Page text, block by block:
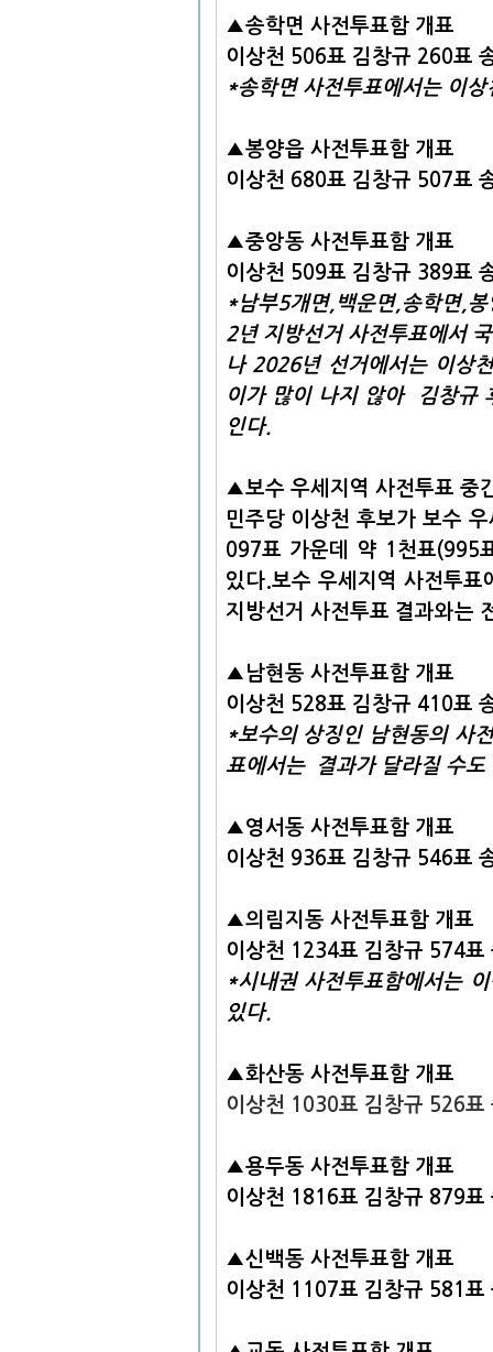
▲송학면 사전투표함 개표
이상천 506표 김창규 260표
*송학면 사전투표에서는 이
▲봉양읍 사전투표함 개표
이상천 680표 김창규 507표
▲중앙동 사전투표함 개표
이상천 509표 김창규 389표
*남부5개면,백운면,송학면,
2년 지방선거 사전투표에서
나 2026년 선거에서는 이상
이가 많이 나지 않아 김창규
인다.
▲보수 우세지역 사전투표 중
민주당 이상천 후보가 보수
097표 가운데 약 1천표(995
있다.보수 우세지역 사전투
지방선거 사전투표 결과와는
▲남현동 사전투표함 개표
이상천 528표 김창규 410표
*보수의 상징인 남현동의 사
표에서는 결과가 달라질 수도
▲영서동 사전투표함 개표
이상천 936표 김창규 546표
▲의림지동 사전투표함 개표
이상천 1234표 김창규 574
*시내권 사전투표함에서는
있다.
▲화산동 사전투표함 개표
이상천 1030표 김창규 526
▲용두동 사전투표함 개표
이상천 1816표 김창규 879
▲신백동 사전투표함 개표
이상천 1107표 김창규 581